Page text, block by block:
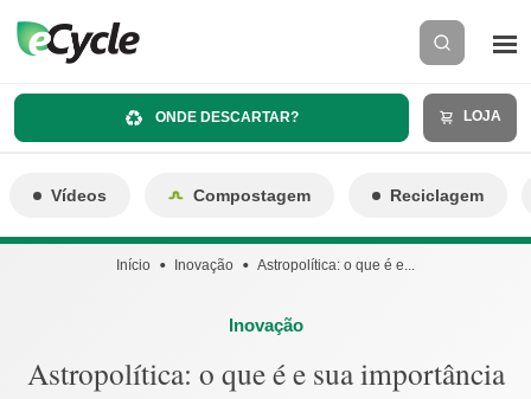
ONDE DESCARTAR? LOJA
Vídeos Compostagem Reciclagem
Início Inovação Astropolítica: o que é e...
Inovação
Astropolítica: o que é e sua importância